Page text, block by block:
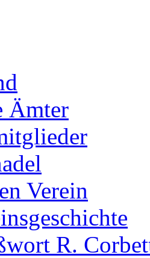
Ämter
Verein
R.